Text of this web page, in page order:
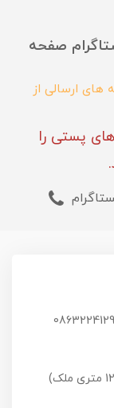
صفحه
های ارسالی از
پستی را
اراک، خیابان سید جمال الدین اسدآبادی (12 متری ملک)